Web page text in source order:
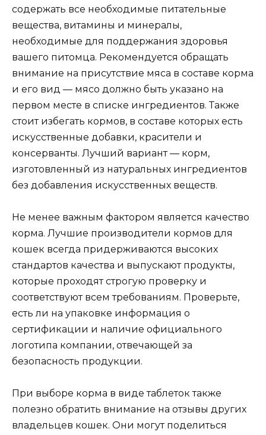
содержать все необходимые питательные
вещества, витамины и минералы,
необходимые для поддержания здоровья
вашего питомца. Рекомендуется обращать
внимание на присутствие мяса в составе корма
и его вид — мясо должно быть указано на
первом месте в списке ингредиентов. Также
стоит избегать кормов, в составе которых есть
искусственные добавки, красители и
консерванты. Лучший вариант — корм,
изготовленный из натуральных ингредиентов
без добавления искусственных веществ.
Не менее важным фактором является качество
корма. Лучшие производители кормов для
кошек всегда придерживаются высоких
стандартов качества и выпускают продукты,
которые проходят строгую проверку и
соответствуют всем требованиям. Проверьте,
есть ли на упаковке информация о
сертификации и наличие официального
логотипа компании, отвечающей за
безопасность продукции.
При выборе корма в виде таблеток также
полезно обратить внимание на отзывы других
владельцев кошек. Они могут поделиться